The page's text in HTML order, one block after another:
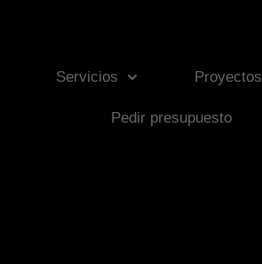
Servicios Proyectos
Pedir presupuesto